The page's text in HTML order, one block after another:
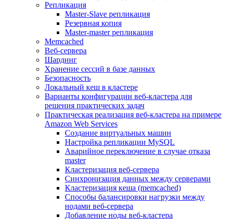
Репликация
Master-Slave репликация
Резервная копия
Master-master репликация
Memcached
Веб-сервера
Шардинг
Хранение сессий в базе данных
Безопасность
Локальный кеш в кластере
Варианты конфигурации веб-кластера для
решения практических задач
Практическая реализация веб-кластера на примере
Amazon Web Services
Создание виртуальных машин
Настройка репликации MySQL
Аварийное переключение в случае отказа
master
Кластеризация веб-сервера
Синхронизация данных между серверами
Кластеризация кеша (memcached)
Способы балансировки нагрузки между
нодами веб-сервера
Добавление ноды веб-кластера